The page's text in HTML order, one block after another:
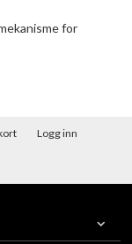
for
Logg inn